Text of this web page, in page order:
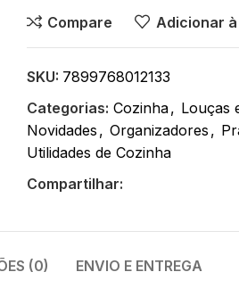
Compare
Adicionar
SKU: 7899768012133
Categorias: Cozinha, Louças
Novidades , Organizadores ,
Utilidades de Cozinha
Compartilhar:
(0) ENVIO E ENTREGA